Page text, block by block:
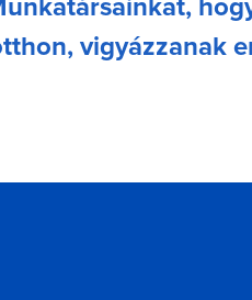
vigyázzanak